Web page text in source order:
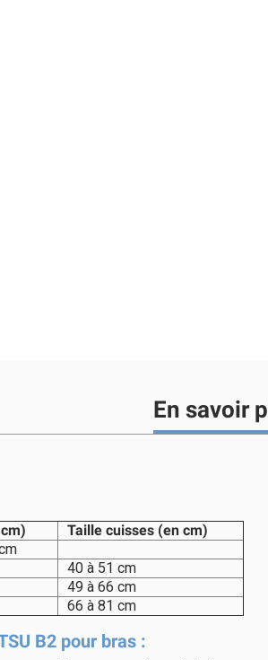
En savoir
Taille cuisses (en cm)
40 à 51 cm
49 à 66 cm
66 à 81 cm
B2 pour bras :